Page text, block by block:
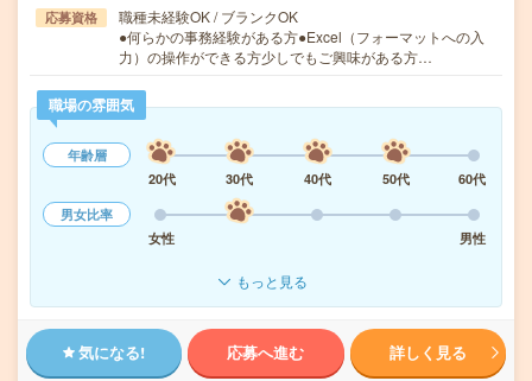
応募資格
職種未経験OK / ブランクOK
●何らかの事務経験がある方●Excel（フォーマットへの入
力）の操作ができる方少しでもご興味がある方…
職場の雰囲気
年齢層
20代
30代 40代 50代
60代
男女比率
女性
男性
もっと見る
気になる! 応募へ進む 詳しく見る